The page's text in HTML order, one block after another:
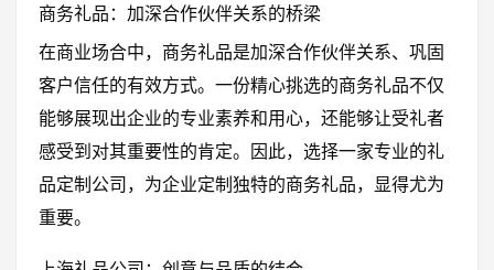
商务礼品：加深合作伙伴关系的桥梁
在商业场合中，商务礼品是加深合作伙伴关系、巩固
客户信任的有效方式。一份精心挑选的商务礼品不仅
能够展现出企业的专业素养和用心，还能够让受礼者
感受到对其重要性的肯定。因此，选择一家专业的礼
品定制公司，为企业定制独特的商务礼品，显得尤为
重要。